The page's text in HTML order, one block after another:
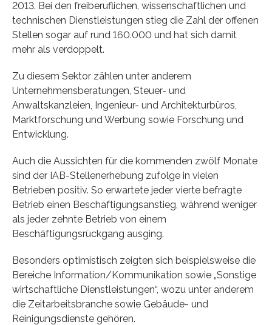
2013. Bei den freiberuflichen, wissenschaftlichen und
technischen Dienstleistungen stieg die Zahl der offenen
Stellen sogar auf rund 160.000 und hat sich damit
mehr als verdoppelt.
Zu diesem Sektor zählen unter anderem
Unternehmensberatungen, Steuer- und
Anwaltskanzleien, Ingenieur- und Architekturbüros,
Marktforschung und Werbung sowie Forschung und
Entwicklung.
Auch die Aussichten für die kommenden zwölf Monate
sind der IAB-Stellenerhebung zufolge in vielen
Betrieben positiv. So erwartete jeder vierte befragte
Betrieb einen Beschäftigungsanstieg, während weniger
als jeder zehnte Betrieb von einem
Beschäftigungsrückgang ausging.
Besonders optimistisch zeigten sich beispielsweise die
Bereiche Information/Kommunikation sowie „Sonstige
wirtschaftliche Dienstleistungen“, wozu unter anderem
die Zeitarbeitsbranche sowie Gebäude- und
Reinigungsdienste gehören.